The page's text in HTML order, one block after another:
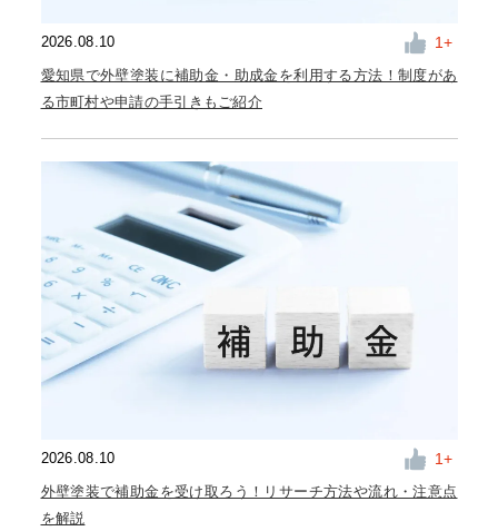
2026.08.10 1
愛知県で外壁塗装に補助金・助成金を利用する方法！制度があ
る市町村や申請の手引きもご紹介
2026.08.10 1
外壁塗装で補助金を受け取ろう！リサーチ方法や流れ・注意点
を解説